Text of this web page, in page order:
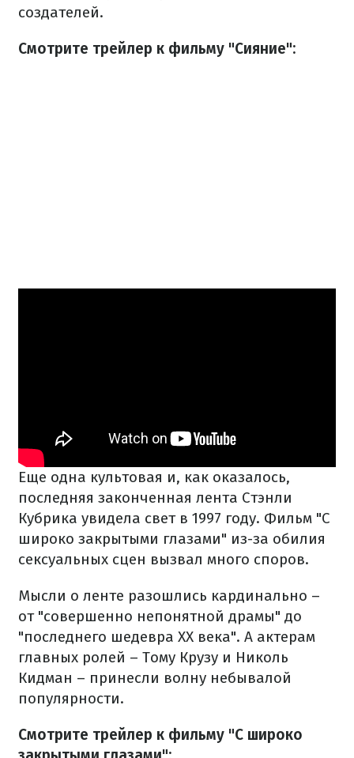
создателей.
Смотрите трейлер к фильму "Сияние":
Еще одна культовая и, как оказалось,
последняя законченная лента Стэнли
Кубрика увидела свет в 1997 году. Фильм "С
широко закрытыми глазами" из-за обилия
сексуальных сцен вызвал много споров.
Мысли о ленте разошлись кардинально –
от "совершенно непонятной драмы" до
"последнего шедевра ХХ века". А актерам
главных ролей – Тому Крузу и Николь
Кидман – принесли волну небывалой
популярности.
Смотрите трейлер к фильму "С широко